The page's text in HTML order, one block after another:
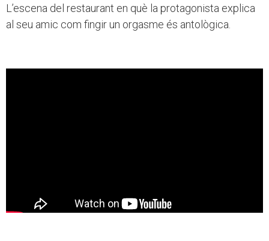
L’escena del restaurant en què la protagonista explica
al seu amic com fingir un orgasme és antològica.